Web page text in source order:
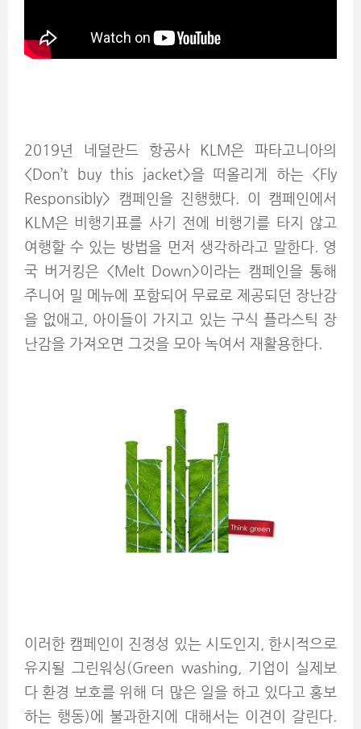
2019년 네덜란드 항공사 KLM은 파타고니아의
<Don’t buy this jacket>을 떠올리게 하는<Fly
Responsibly> 캠페인을 진행했다. 이 캠페인에서
KLM은 비행기표를 사기 전에 비행기를 타지 않고
여행할 수 있는 방법을 먼저 생각하라고 말한다. 영
국 버거킹은 <Melt Down>이라는 캠페인을 통해
주니어 밀 메뉴에 포함되어 무료로 제공되던 장난감
을 없애고, 아이들이 가지고 있는 구식 플라스틱 장
난감을 가져오면 그것을 모아 녹여서 재활용한다.
이러한 캠페인이 진정성 있는 시도인지, 한시적으로
유지될 그린워싱(Green washing, 기업이 실제보
다 환경 보호를 위해 더 많은 일을 하고 있다고 홍보
하는 행동)에 불과한지에 대해서는 이견이 갈린다.